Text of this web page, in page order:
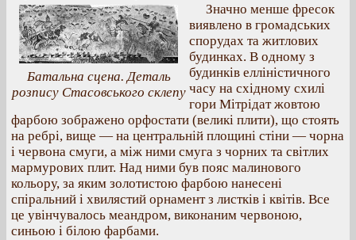
Батальна сцена. Деталь
розпису Стасовського склепу
Значно менше фресок
виявлено в громадських
спорудах та житлових
будинках. В одному з
будинків елліністичного
часу на східному схилі
гори Мітрідат жовтою
фарбою зображено орфостати (великі плити), що стоять
на ребрі, вище — на центральній площині стіни — чорна
і червона смуги, а між ними смуга з чорних та світлих
мармурових плит. Над ними був пояс малинового
кольору, за яким золотистою фарбою нанесені
спіральний і хвилястий орнамент з листків і квітів. Все
це увінчувалось меандром, виконаним червоною,
синьою і білою фарбами.